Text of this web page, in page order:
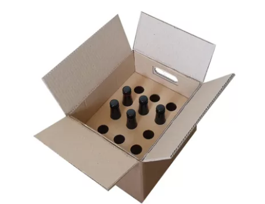
AJOUTER AU PANIER
DÉTAILS